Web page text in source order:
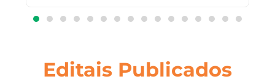
Editais Publicados